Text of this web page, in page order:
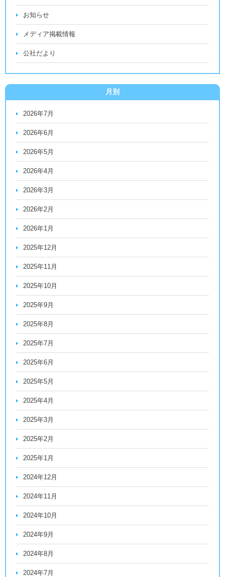
お知らせ
メディア掲載情報
公社だより
月別
2026年7月
2026年6月
2026年5月
2026年4月
2026年3月
2026年2月
2026年1月
2025年12月
2025年11月
2025年10月
2025年9月
2025年8月
2025年7月
2025年6月
2025年5月
2025年4月
2025年3月
2025年2月
2025年1月
2024年12月
2024年11月
2024年10月
2024年9月
2024年8月
2024年7月